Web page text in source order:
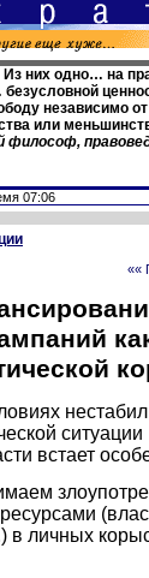
них одно… на
независимо
или
философ,
07:06
««
встает
личных